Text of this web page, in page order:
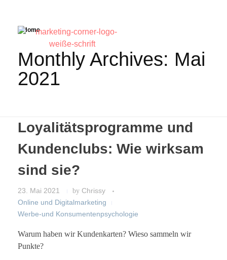
Home
Monthly Archives: Mai
2021
Loyalitätsprogramme und
Kundenclubs: Wie wirksam
sind sie?
23. Mai 2021 by Chrissy
Online und Digitalmarketing
Werbe-und Konsumentenpsychologie
Warum haben wir Kundenkarten? Wieso sammeln wir
Punkte?